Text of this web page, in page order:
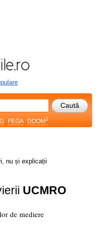
FEGA DOOM2
nu și explicații
UCMRO
de mediere